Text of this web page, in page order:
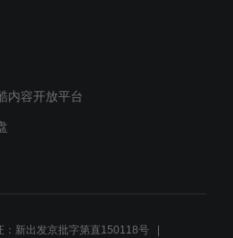
内容开放平台
：新出发京批字第直150118号